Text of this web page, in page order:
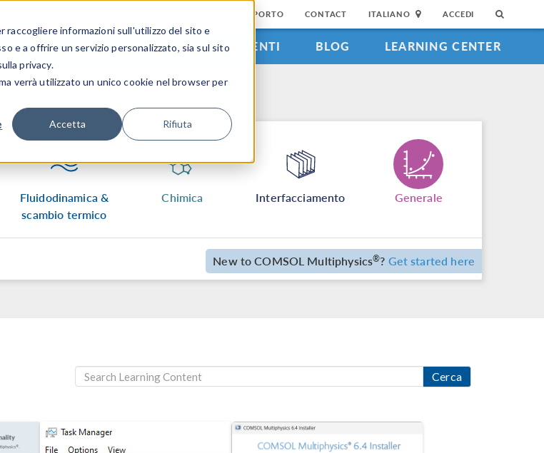
informazioni sull'utilizzo del sito e
e a offrire un servizio personalizzato, sia sul sito
privacy.
verrà utilizzato un unico cookie nel browser per
Accetta Rifiuta
CENTRO DI SUPPORTO CONTACT ITALIANO ACCEDI
GALLERIA DEI VIDEO EVENTI BLOG LEARNING CENTER
Fluidodinamica &
scambio termico
Chimica Interfacciamento Generale
New to COMSOL Multiphysics®? Get started here
Cerca